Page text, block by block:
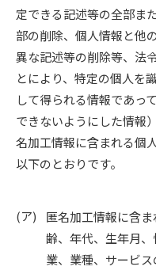
定できる記述等の全部ま
部の削除、個人情報と他
異な記述等の削除等、法
とにより、特定の個人を
して得られる情報であっ
できないようにした情報
名加工情報に含まれる個
以下のとおりです。
匿名加工情報に含
齢、年代、生年月
業、業種、サービス